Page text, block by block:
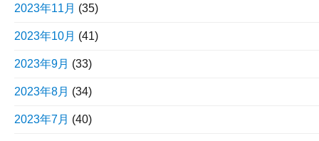
2023年11月 (35)
2023年10月 (41)
2023年9月 (33)
2023年8月 (34)
2023年7月 (40)